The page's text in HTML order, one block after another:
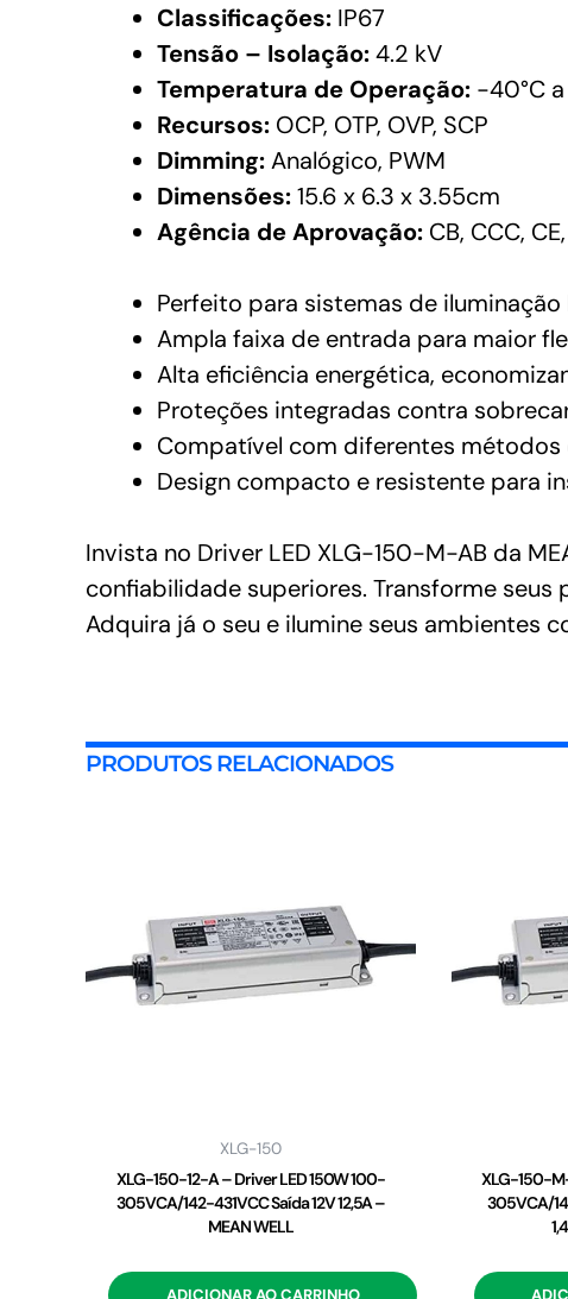
Classificações: IP67
Tensão – Isolação:4.2 kV
Temperatura de Operação: -40°C
Recursos: OCP, OTP, OVP, SCP
Dimming:Analógico, PWM
Dimensões:15.6 x 6.3 x 3.55cm
Agência de Aprovação: CB, CCC,
Perfeito para sistemas de
Ampla faixa de entrada para maior
Alta eficiência energética,
Proteções integradas contra
Compatível com diferentes métodos
Design compacto e resistente para
Invista no Driver LED XLG-150-M-AB da
confiabilidade superiores. Transforme
Adquira já o seu e ilumine seus ambientes
PRODUTOS RELACIONADOS
XLG-150
XLG-150-12-A – Driver LED 150W 100-
305VCA/142-431VCC Saída 12V 12,5A –
MEAN WELL
ADICIONAR AO CARRINHO
XLG-150-
305VCA/